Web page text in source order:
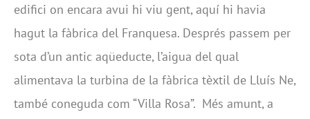
edifici on encara avui hi viu gent, aquí hi havia
hagut la fàbrica del Franquesa. Després passem per
sota d’un antic aqüeducte, l’aigua del qual
alimentava la turbina de la fàbrica tèxtil de Lluís Ne,
també coneguda com “Villa Rosa”. Més amunt, a